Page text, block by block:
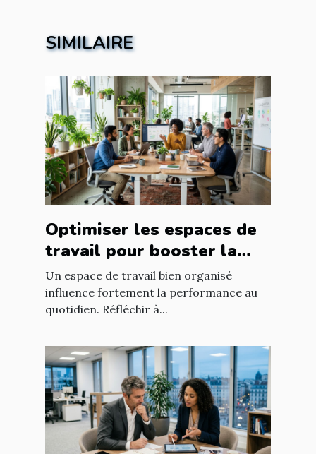
SIMILAIRE
Optimiser les espaces de
travail pour booster la
productivité?
Un espace de travail bien organisé
influence fortement la performance au
quotidien. Réfléchir à...